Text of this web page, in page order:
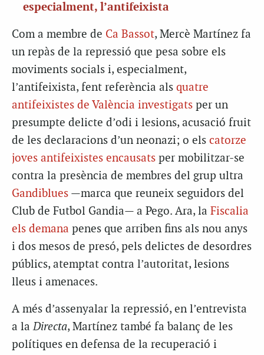
especialment, l’antifeixista
Com a membre de Ca Bassot, Mercè Martínez fa
un repàs de la repressió que pesa sobre els
moviments socials i, especialment,
l’antifeixista, fent referència als quatre
antifeixistes de València investigats per un
presumpte delicte d’odi i lesions, acusació fruit
de les declaracions d’un neonazi; o els catorze
joves antifeixistes encausats per mobilitzar-se
contra la presència de membres del grup ultra
Gandiblues —marca que reuneix seguidors del
Club de Futbol Gandia— a Pego. Ara, la Fiscalia
els demana penes que arriben fins als nou anys
i dos mesos de presó, pels delictes de desordres
públics, atemptat contra l’autoritat, lesions
lleus i amenaces.
A més d’assenyalar la repressió, en l’entrevista
a laDirecta, Martínez també fa balanç de les
polítiques en defensa de la recuperació i